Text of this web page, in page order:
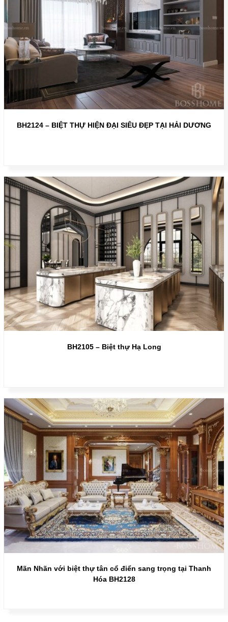
BH2124 – BIỆT THỰ HIỆN ĐẠI SIÊU ĐẸP TẠI HẢI DƯƠNG
BH2105 – Biệt thự Hạ Long
Mãn Nhãn với biệt thự tân cổ điển sang trọng tại Thanh
Hóa BH2128